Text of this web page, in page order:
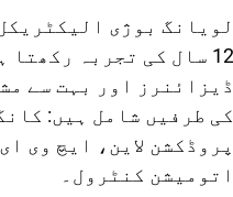
لویانگ بوژی
12 سال کی تجربہ
ڈیزائنرز اور بہت سے
کی طرفیں شامل ہیں:
پروڈکشن لاين، ایچ وی
اتومیشن کنٹرول۔